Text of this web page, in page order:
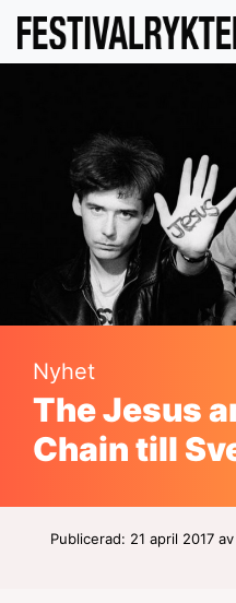
Nyhet
The Jesus
Chain till
Publicerad: 21 april 2017 av